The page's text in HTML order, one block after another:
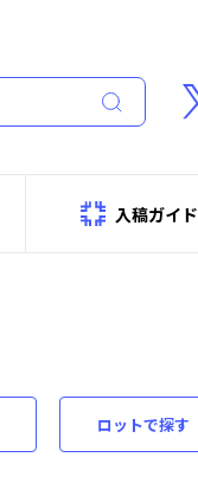
入稿ガイド
ロットで探す